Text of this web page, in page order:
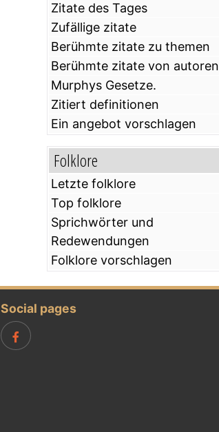
Zitate des Tages
Zufällige zitate
Berühmte zitate zu themen
Berühmte zitate von autoren
Murphys Gesetze.
Zitiert definitionen
Ein angebot vorschlagen
Folklore
Letzte folklore
Top folklore
Sprichwörter und
Redewendungen
Folklore vorschlagen
Social pages